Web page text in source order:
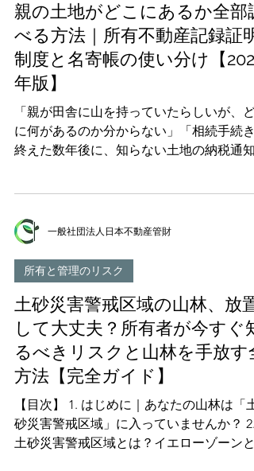
そこで採れた竹が、メンマとして食卓に届
ています。 放置竹林は、静かに広がってい
く かつて竹は、かごやざる、ほうき、建築
資材、農具など、暮らしのあらゆる場面で
われてきました。ところが竹製品はプラス
ックに置き換わり、タケノコは安価な輸入
が選ばれるようになりました。使われなく
った竹林は、そのまま放置されます。 林野
に、竹林と「竹が25％以上侵入した森林」
合わせると、その面積は全国で約42万ヘク
ールにのぼると推計されてい
親の土地がどこにあるか全部調
べる方法｜所有不動産記録証明
制度と名寄帳の使い分け【2026
年版】
「親が田舎に山を持っていたらしいが、ど
に何があるのか分からない」「相続手続き
終えた数年後に、知らない土地の納税通知
くなった親（または自分）名義の不動産を
全国一括でリスト化した証明書を法務局で
得できるようになりました。これまでのよ
に市町村を1つずつ回って調べる必要は、原
則なくなります。 ただし、この新制度には
「登記が古い住所・氏名のままの土地は漏
る」という重大な弱点があり、単独では完
ではありません。この記事では、山林・原
の調査を日常業務とする一般社団法人日本
動産管財が、手元資料→新制度→名寄帳と
う漏れのない調べ方の手順を解説します。
なぜ「全部調べる」ことが重要なのか 2024
一般社団法人日本不動産管財
所有と管理のリスク
土砂災害警戒区域の山林、放置
して大丈夫？所有者が今すぐ知
るべきリスクと山林を手放す
方法【完全ガイド】
【目次】 1. はじめに｜あなたの山林は「土
砂災害警戒区域」に入っていませんか？ 2.
土砂災害警戒区域とは？イエローゾーンと